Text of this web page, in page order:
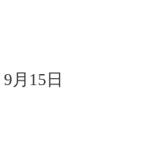
9月 15日